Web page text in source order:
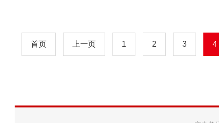
首页 上一页 1 2 3 4